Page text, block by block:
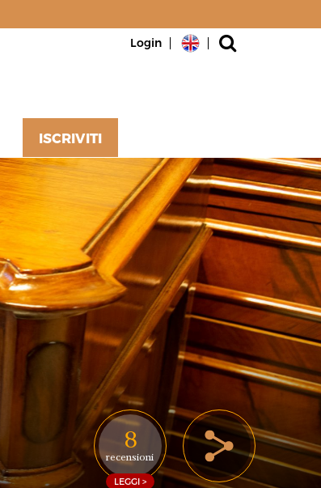
Login
ISCRIVITI
8
recensioni
LEGGI >